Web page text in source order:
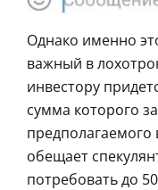
Однако именно
важный в
инвестору
сумма которого
обещает
потребовать до